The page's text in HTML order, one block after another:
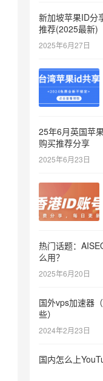
新加坡苹果ID分
推荐(2025最新)
2025年6月27日
25年6月英国苹
购买推荐分享
2025年6月23日
热门话题：
么用？
2025年6月20日
国外vps加速器
些）
2024年2月23日
国内怎么上